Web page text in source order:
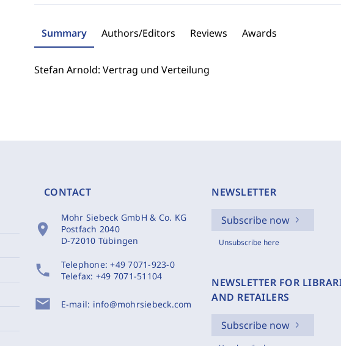
Summary Authors/Editors Reviews Awards
Stefan Arnold: Vertrag und Verteilung
CONTACT
location_on
Mohr Siebeck GmbH & Co. KG
Postfach 2040
D-72010 Tübingen
phone Telephone:+49 7071-923-0
Telefax: +49 7071-51104
mail E-mail: info@mohrsiebeck.com
NEWSLETTER
Subscribe now
Unsubscribe here
NEWSLETTER FOR
AND RETAILERS
Subscribe now